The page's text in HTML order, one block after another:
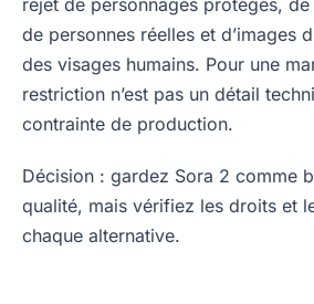
de personnes réelles et d’images
des visages humains. Pour une
restriction n’est pas un détail
contrainte de production.
Décision : gardez Sora 2 comme
qualité, mais vérifiez les droits et
chaque alternative.